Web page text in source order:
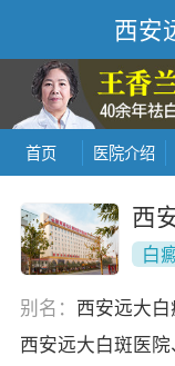
西安
首页 医院介绍
西
白
别名： 西安远大白
西安远大白斑医